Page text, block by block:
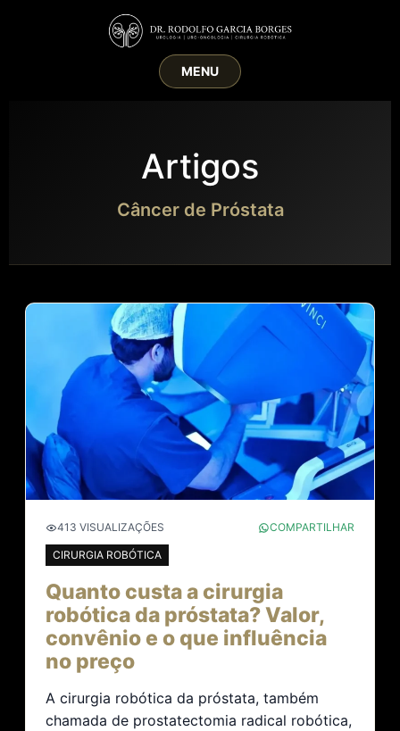
MENU
Artigos
Câncer de Próstata
413 VISUALIZAÇÕES COMPARTILHAR
CIRURGIA ROBÓTICA
Quanto custa a cirurgia
robótica da próstata? Valor,
convênio e o que influência
no preço
A cirurgia robótica da próstata, também
chamada de prostatectomia radical robótica,